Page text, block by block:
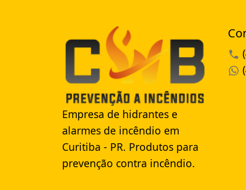
Empresa de hidrantes e
alarmes de incêndio em
Curitiba - PR. Produtos para
prevenção contra incêndio.